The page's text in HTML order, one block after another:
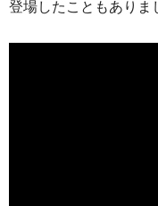
登場したこともありま